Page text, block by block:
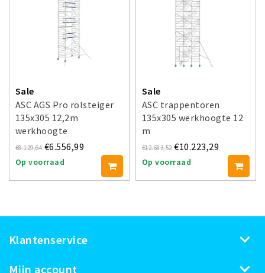
Sale
ASC AGS Pro rolsteiger
135x305 12,2m
werkhoogte
voorloopleuning enkel
€8.129,64 €6.556,99
Op voorraad
Sale
ASC trappentoren
135x305 werkhoogte 12
m
€12.683,52 €10.223,29
Op voorraad
Klantenservice
Mijn account